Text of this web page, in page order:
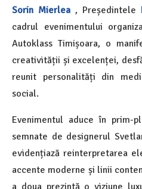
Sorin Mierlea, Președintele
cadrul evenimentului
Autoklass Timișoara, o
creativității și excelenței,
reunit personalități din
social.
Evenimentul aduce în prim-
semnate de designerul
evidențiază reinterpretarea
accente moderne și linii
a doua prezintă o viziune